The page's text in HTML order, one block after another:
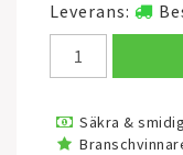
Leverans:
Säkra &